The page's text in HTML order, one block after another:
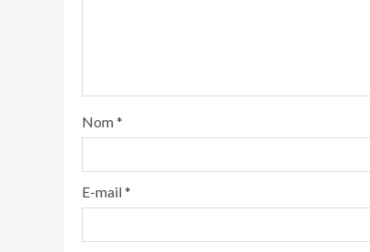
Nom*
E-mail*